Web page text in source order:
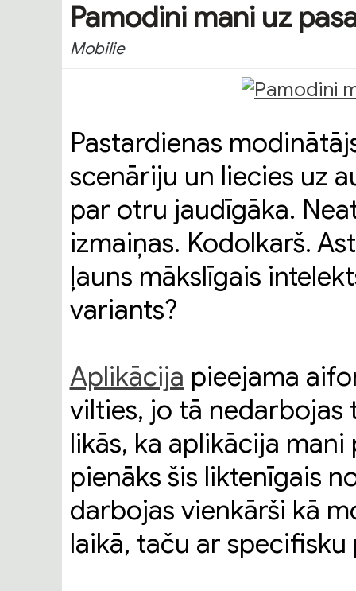
Pamodini mani uz
Mobilie
Pastardienas
scenāriju un liecies uz
par otru jaudīgāka.
izmaiņas. Kodolkarš.
ļauns mākslīgais
variants?
Aplikācija pieejama
vilties, jo tā nedarbojas
likās, ka aplikācija
pienāks šis liktenīgais
darbojas vienkārši kā
laikā, taču ar